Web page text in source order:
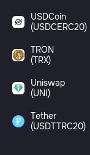
USDCoin
(USDCERC20)
TRON
(TRX)
Uniswap
(UNI)
Tether
(USDTTRC20)